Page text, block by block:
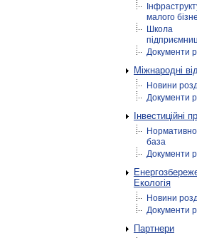
малого
Школа
Документи
Міжнародні
Новини
Документи
Інвестиційні
база
Документи
Екологія
Новини
Документи
Партнери